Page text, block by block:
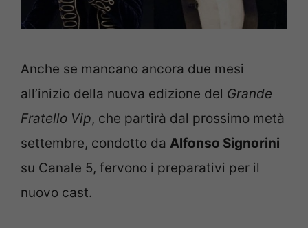
Anche se mancano ancora due mesi
all’inizio della nuova edizione del Grande
Fratello Vip, che partirà dal prossimo metà
settembre, condotto da Alfonso Signorini
su Canale 5, fervono i preparativi per il
nuovo cast.